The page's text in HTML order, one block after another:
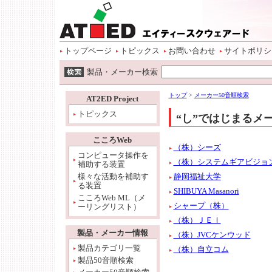
トップページ トピックス お問い合わせ サイトポリ
製品・メーカー検索
AT2ED Project
トピックス
こころWeb
コンピュータ操作を
補助する装置
様々な活動を補助す
る装置
こころWeb ML（メ
ーリングリスト）
製品・メーカー情報
製品カテゴリ一覧
製品50音順検索
トップ> メーカー50音順検索
“し”ではじまるメ
（株）シーズ
（株）システムギアビジョ
静岡福祉大学
SHIBUYA Masanori
シャープ（株）
（株）ＪＥＩ
（株）JVCケンウッド
（株）自立コム